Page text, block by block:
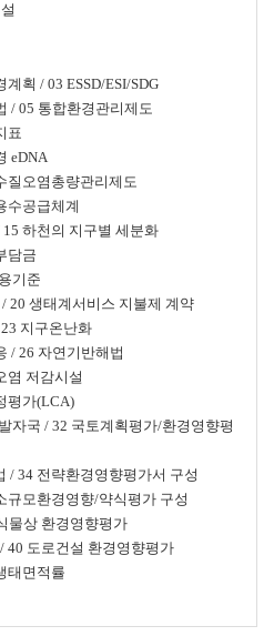
획 / 03 ESSD/ESI/SDG
/ 05 통합환경관리제도
표
eDNA
질오염총량관리제도
수공급체계
하천의 지구별 세분화
담금
기준
20 생태계서비스 지불제 계약
지구온난화
/ 26 자연기반해법
염 저감시설
평가(LCA)
자국 / 32 국토계획평가/환경영향평
/ 34 전략환경영향평가서 구성
규모환경영향/약식평가 구성
물상 환경영향평가
40 도로건설 환경영향평가
태면적률